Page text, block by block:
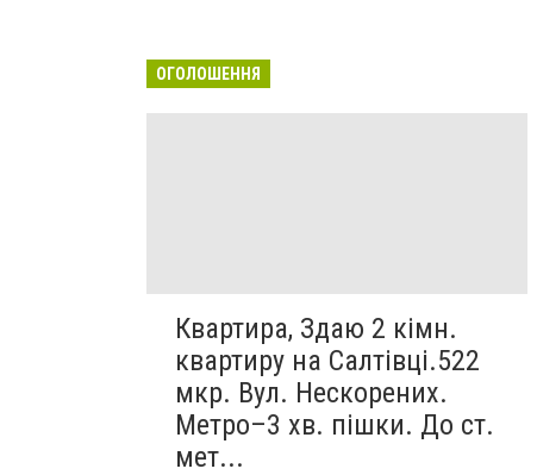
ОГОЛОШЕННЯ
Квартира, Здаю 2 кімн.
квартиру на Салтівці.522
мкр. Вул. Нескорених.
Метро–3 хв. пішки. До ст.
мет...